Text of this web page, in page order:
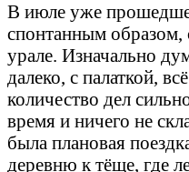
В июле уже
спонтанным образом,
урале. Изначально
далеко, с палаткой,
количество дел
время и ничего не
была плановая
деревню к тёще, где